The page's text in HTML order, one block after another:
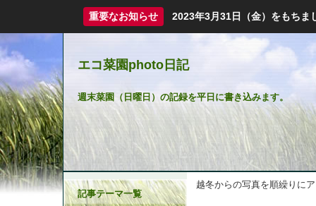
重要なお知らせ 2023年3月31日（金）をもちま
エコ菜園photo日記
週末菜園（日曜日）の記録を平日に書き込みます。
越冬からの写真を順繰りに
記事テーマ一覧